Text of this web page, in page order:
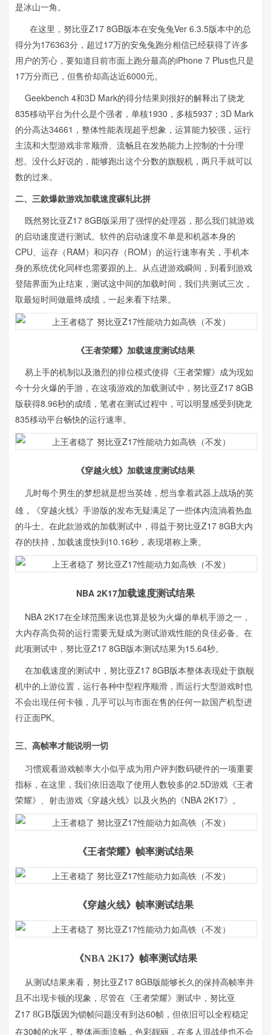
是冰山一角。
在这里，努比亚Z17 8GB版本在安兔兔Ver 6.3.5版本中的总
得分为176363分，超过17万的安兔兔跑分相信已经获得了许多
用户的芳心，要知道目前市面上跑分最高的iPhone 7 Plus也只是
17万分而已，但售价却高达近6000元。
Geekbench 4和3D Mark的得分结果则很好的解释出了骁龙
835移动平台为什么是个强者，单核1930，多核5937；3D Mark
的分高达34661，整体性能表现超乎想象，运算能力较强，运行
主流和大型游戏非常顺滑、流畅且在发热能力上控制的十分理
想。没什么好说的，能够跑出这个分数的旗舰机，两只手就可以
数的过来。
二、三款爆款游戏加载速度碾轧比拼
既然努比亚Z17 8GB版采用了强悍的处理器，那么我们就游戏
的启动速度进行测试。软件的启动速度不单是和机器本身的
CPU、运存（RAM）和闪存（ROM）的运行速率有关，手机本
身的系统优化同样也需要跟的上。从点进游戏瞬间，到看到游戏
登陆界面为止结束，测试这中间的加载时间，我们共测试三次，
取最短时间做最终成绩，一起来看下结果。
《王者荣耀》加载速度测试结果
易上手的机制以及激烈的排位模式使得《王者荣耀》成为现如
今十分火爆的手游，在这项游戏的加载测试中，努比亚Z17 8GB
版获得8.96秒的成绩，笔者在测试过程中，可以明显感受到骁龙
835移动平台畅快的运行速率。
《穿越火线》加载速度测试结果
儿时每个男生的梦想就是想当英雄，想当拿着武器上战场的英
雄，《穿越火线》手游版的发布无疑满足了一些体内流淌着热血
的斗士。在此款游戏的加载测试中，得益于努比亚Z17 8GB大内
存的扶持，加载速度快到10.16秒，表现堪称上乘。
NBA 2K17加载速度测试结果
NBA 2K17在全球范围来说也算是较为火爆的单机手游之一，
大内存高负荷的运行需要无疑成为测试游戏性能的良佳必备。在
此项测试中，努比亚Z17 8GB版本测试结果为15.64秒。
在加载速度的测试中，努比亚Z17 8GB版本整体表现处于旗舰
机中的上游位置，运行各种中型程序顺滑，而运行大型游戏时也
不会出现任何卡顿，几乎可以与市面在售的任何一款国产机型进
行正面PK。
三、 高帧率才能说明一切
习惯观看游戏帧率大小似乎成为用户评判数码硬件的一项重要
指标，在这里，我们依旧选取了使用人数较多的2.5D游戏《王者
荣耀》、射击游戏《穿越火线》以及火热的《NBA 2K17》。
《王者荣耀》帧率测试结果
《穿越火线》帧率测试结果
《NBA 2K17》帧率测试结果
从测试结果来看，努比亚Z17 8GB版能够长久的保持高帧率并
且不出现卡顿的现象，尽管在《王者荣耀》测试中，努比亚
Z17 8GB版因为锁帧问题没有到达60帧，但依旧可以全程稳定
在30帧的水平，整体画面流畅，色彩靓丽，在多人混战使也不会